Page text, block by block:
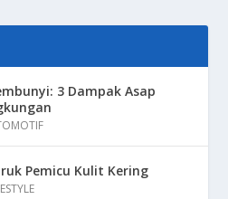
3 Dampak Asap
Pemicu Kulit Kering